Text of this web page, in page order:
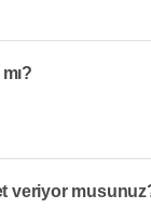
veriyor